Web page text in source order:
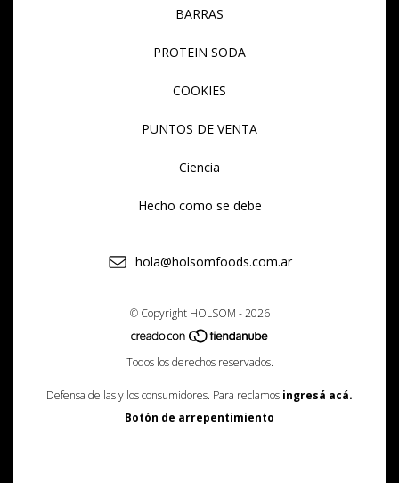
BARRAS
PROTEIN SODA
COOKIES
PUNTOS DE VENTA
Ciencia
Hecho como se debe
hola@holsomfoods.com.ar
© Copyright HOLSOM - 2026
Todos los derechos reservados.
Defensa de las y los consumidores. Para reclamos ingresá acá.
Botón de arrepentimiento